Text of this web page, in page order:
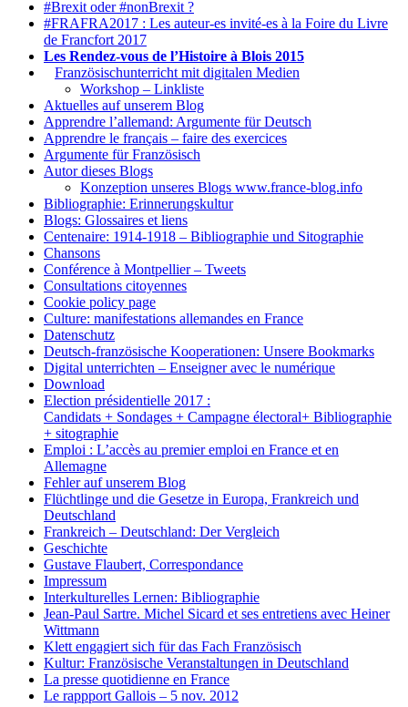
#Brexit oder #nonBrexit ?
#FRAFRA2017 : Les auteur-es invité-es à la Foire du Livre
de Francfort 2017
Les Rendez-vous de l’Histoire à Blois 2015
Französischunterricht mit digitalen Medien
Workshop – Linkliste
Aktuelles auf unserem Blog
Apprendre l’allemand: Argumente für Deutsch
Apprendre le français – faire des exercices
Argumente für Französisch
Autor dieses Blogs
Konzeption unseres Blogs www.france-blog.info
Bibliographie: Erinnerungskultur
Blogs: Glossaires et liens
Centenaire: 1914-1918 – Bibliographie und Sitographie
Chansons
Conférence à Montpellier – Tweets
Consultations citoyennes
Cookie policy page
Culture: manifestations allemandes en France
Datenschutz
Deutsch-französische Kooperationen: Unsere Bookmarks
Digital unterrichten – Enseigner avec le numérique
Download
Election présidentielle 2017 :
Candidats + Sondages + Campagne électoral+ Bibliographie
+ sitographie
Emploi : L’accès au premier emploi en France et en
Allemagne
Fehler auf unserem Blog
Flüchtlinge und die Gesetze in Europa, Frankreich und
Deutschland
Frankreich – Deutschland: Der Vergleich
Geschichte
Gustave Flaubert, Correspondance
Impressum
Interkulturelles Lernen: Bibliographie
Jean-Paul Sartre. Michel Sicard et ses entretiens avec Heiner
Wittmann
Klett engagiert sich für das Fach Französisch
Kultur: Französische Veranstaltungen in Deutschland
La presse quotidienne en France
Le rappport Gallois – 5 nov. 2012